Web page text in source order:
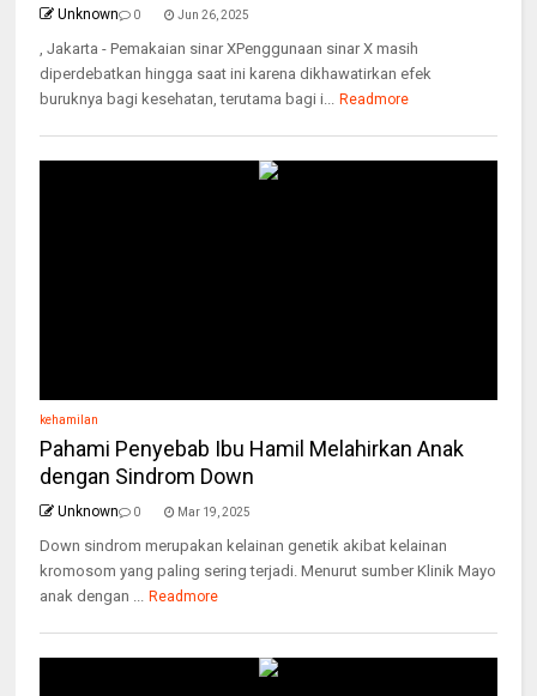
Unknown 0 Jun 26, 2025
, Jakarta - Pemakaian sinar XPenggunaan sinar X masih
diperdebatkan hingga saat ini karena dikhawatirkan efek
buruknya bagi kesehatan, terutama bagi i... Readmore
kehamilan
Pahami Penyebab Ibu Hamil Melahirkan Anak
dengan Sindrom Down
Unknown 0 Mar 19, 2025
Down sindrom merupakan kelainan genetik akibat kelainan
kromosom yang paling sering terjadi. Menurut sumber Klinik Mayo
anak dengan ... Readmore